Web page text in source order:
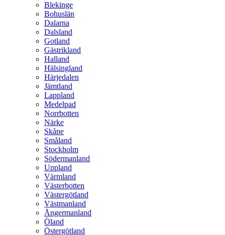
Blekinge
Bohuslän
Dalarna
Dalsland
Gotland
Gästrikland
Halland
Hälsingland
Härjedalen
Jämtland
Lappland
Medelpad
Norrbotten
Närke
Skåne
Småland
Stockholm
Södermanland
Uppland
Värmland
Västerbotten
Västergötland
Västmanland
Ångermanland
Öland
Östergötland